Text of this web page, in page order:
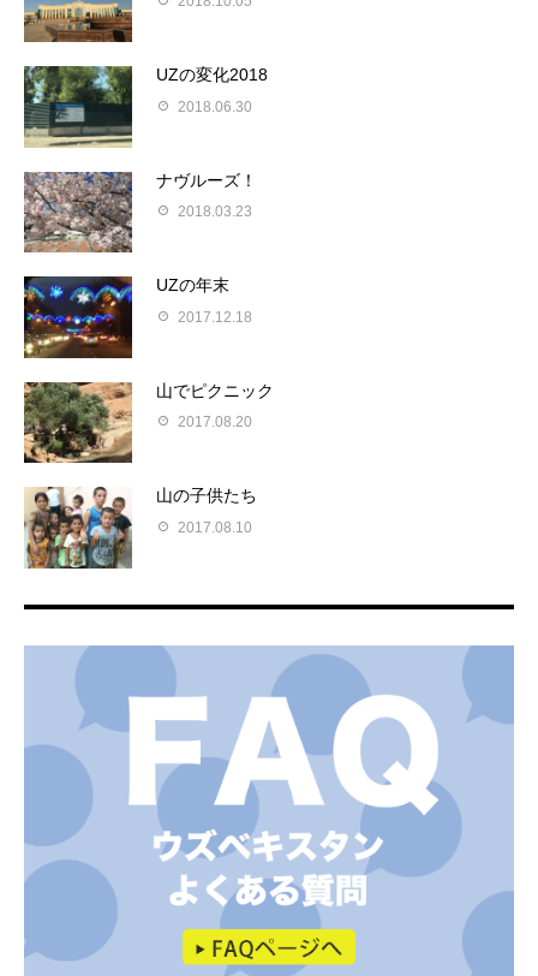
UZの変化2018
2018.06.30
ナヴルーズ！
2018.03.23
UZの年末
2017.12.18
山でピクニック
2017.08.20
山の子供たち
2017.08.10